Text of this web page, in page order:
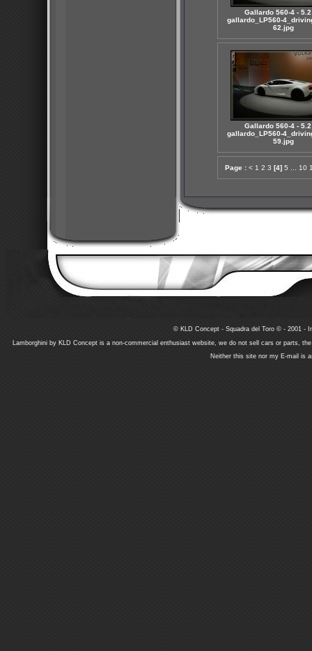
Gallardo 560-4 -
gallardo_LP560-
62.jpg
Gallardo 560-4 -
gallardo_LP560-
59.jpg
Page : < 1 2 3 [4] 5 10
© KLD Concept - Squadra del Toro © - 2001 -
Lamborghini by KLD Concept is a non-commercial enthusiast website, we do not sell cars or parts,
Neither this site nor my E-mail is